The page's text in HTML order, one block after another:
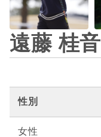
遠藤 桂音
性別
女性